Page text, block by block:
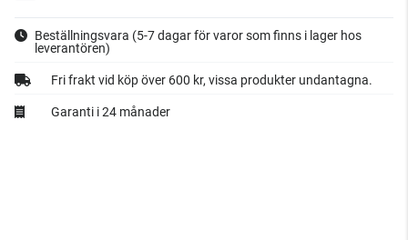
Beställningsvara (5-7 dagar för varor som finns i lager hos
leverantören)
Fri frakt vid köp över 600 kr, vissa produkter undantagna.
Garanti i 24 månader